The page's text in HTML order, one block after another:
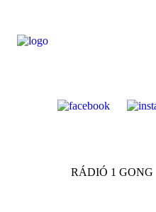
RÁDIÓ 1 GONG